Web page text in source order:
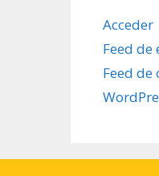
Acceder
Feed de
Feed de